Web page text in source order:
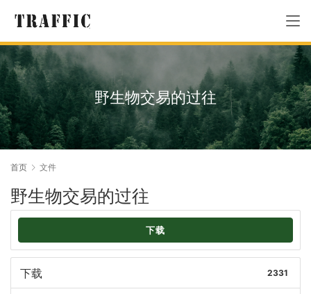
野生物交易的过往
首页 文件
野生物交易的过往
下载
下载 2331